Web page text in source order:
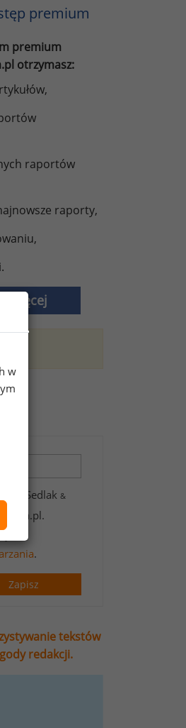
premium
premium
otrzymasz:
raportów
raporty,
więcej
Sedlak &
.
Zapisz
tekstów
redakcji.
w